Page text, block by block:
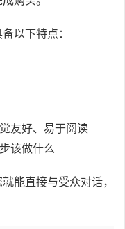
以下特点：
友好、易于阅读
该做什么
能直接与受众对话，